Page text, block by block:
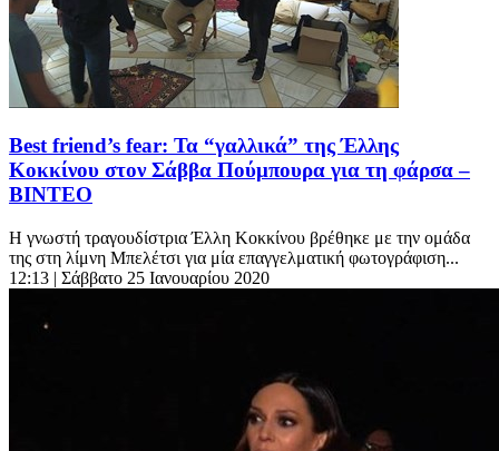
Best friend’s fear: Τα “γαλλικά” της Έλλης
Κοκκίνου στον Σάββα Πούμπουρα για τη φάρσα –
ΒΙΝΤΕΟ
Η γνωστή τραγουδίστρια Έλλη Κοκκίνου βρέθηκε με την ομάδα
της στη λίμνη Μπελέτσι για μία επαγγελματική φωτογράφιση...
12:13 | Σάββατο 25 Ιανουαρίου 2020